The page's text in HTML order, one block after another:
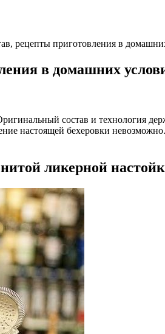
рецепты приготовления в
в домашних
состав и технология
настоящей бехеровки
ликерной